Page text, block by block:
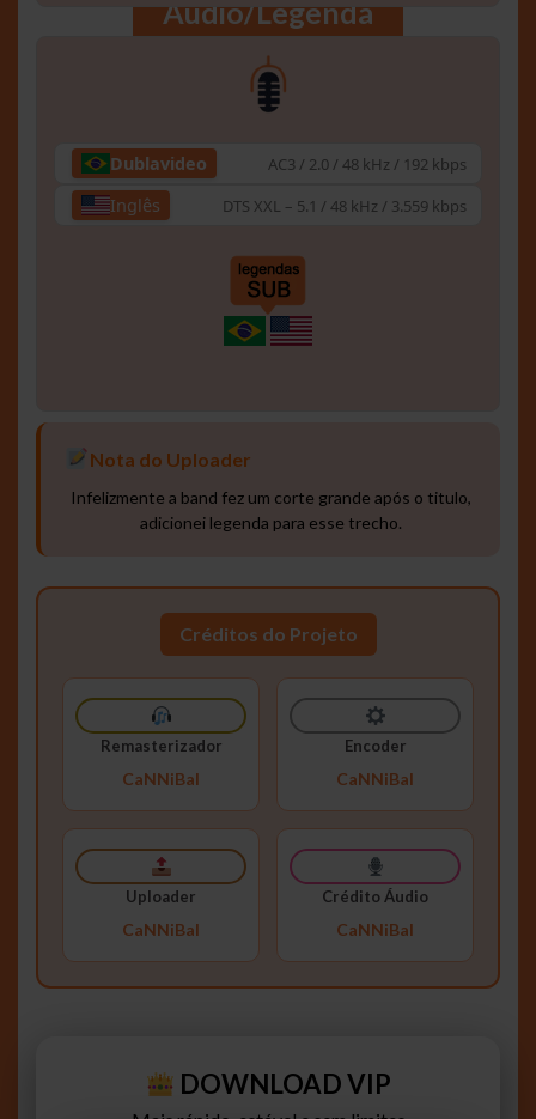
Áudio/Legenda
Dublavideo AC3 / 2.0 / 48 kHz / 192 kbps
Inglês DTS XXL – 5.1 / 48 kHz / 3.559 kbps
Nota do Uploader
Infelizmente a band fez um corte grande após o titulo,
adicionei legenda para esse trecho.
Créditos do Projeto
Remasterizador
CaNNiBal
Encoder
CaNNiBal
Uploader
CaNNiBal
Crédito Áudio
CaNNiBal
DOWNLOAD VIP